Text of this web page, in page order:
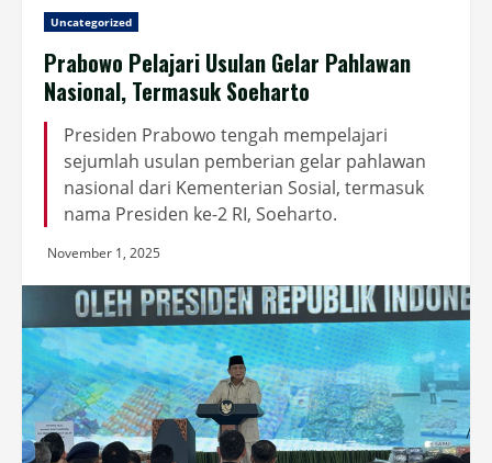
Uncategorized
Prabowo Pelajari Usulan Gelar Pahlawan
Nasional, Termasuk Soeharto
Presiden Prabowo tengah mempelajari
sejumlah usulan pemberian gelar pahlawan
nasional dari Kementerian Sosial, termasuk
nama Presiden ke-2 RI, Soeharto.
November 1, 2025